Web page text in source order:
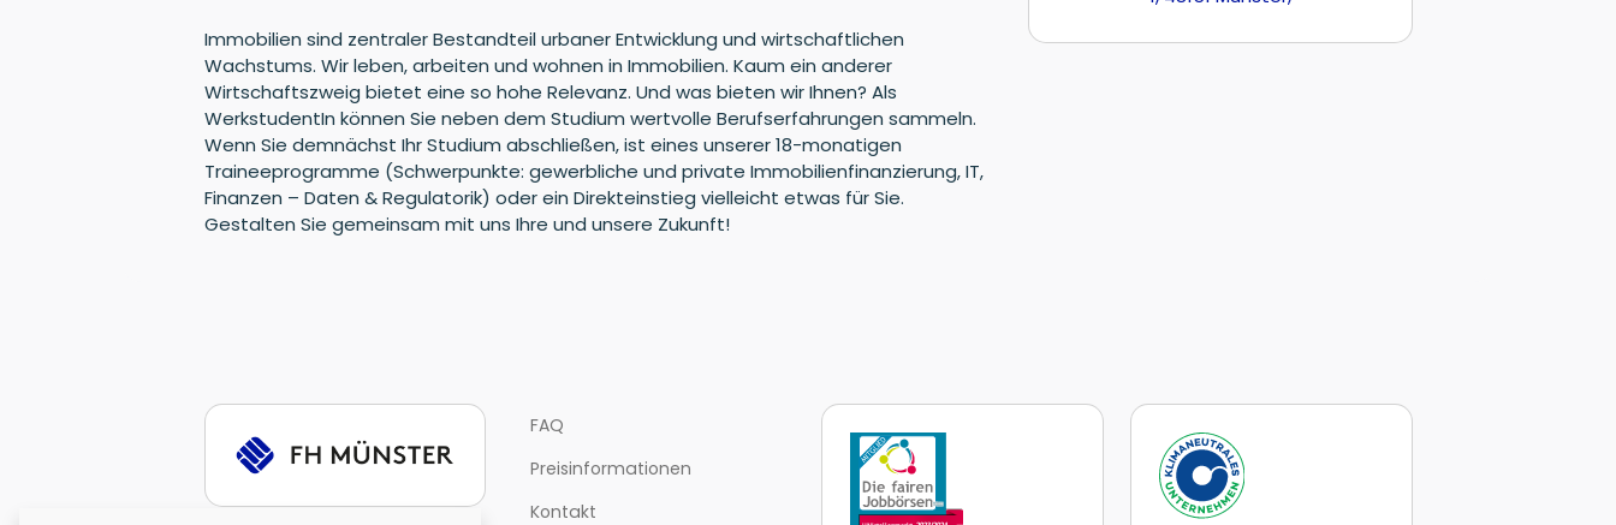
Immobilien sind zentraler Bestandteil urbaner Entwicklung und wirtschaftlichen
Wachstums. Wir leben, arbeiten und wohnen in Immobilien. Kaum ein anderer
Wirtschaftszweig bietet eine so hohe Relevanz. Und was bieten wir Ihnen? Als
WerkstudentIn können Sie neben dem Studium wertvolle Berufserfahrungen sammeln.
Wenn Sie demnächst Ihr Studium abschließen, ist eines unserer 18-monatigen
Traineeprogramme (Schwerpunkte: gewerbliche und private Immobilienfinanzierung, IT,
Finanzen – Daten & Regulatorik) oder ein Direkteinstieg vielleicht etwas für Sie.
Gestalten Sie gemeinsam mit uns Ihre und unsere Zukunft!
FAQ
Preisinformationen
Kontakt